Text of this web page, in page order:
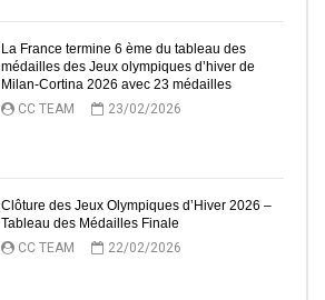
La France termine 6 ème du tableau des
médailles des Jeux olympiques d’hiver de
Milan-Cortina 2026 avec 23 médailles
CC TEAM
23/02/2026
Clôture des Jeux Olympiques d’Hiver 2026 –
Tableau des Médailles Finale
CC TEAM
22/02/2026